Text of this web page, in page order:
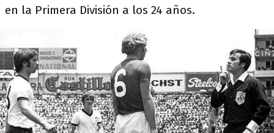
en la Primera División a los 24 años.